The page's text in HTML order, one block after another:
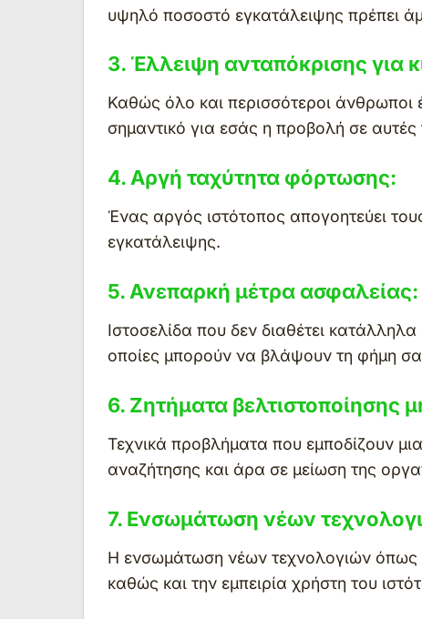
υψηλό ποσοστό εγκατάλειψης πρέπει
3. Έλλειψη ανταπόκρισης για
Καθώς όλο και περισσότεροι άνθρωποι
σημαντικό για εσάς η προβολή σε αυτές
4. Αργή ταχύτητα φόρτωσης:
Ένας αργός ιστότοπος απογοητεύει
εγκατάλειψης.
5. Ανεπαρκή μέτρα ασφαλείας:
Ιστοσελίδα που δεν διαθέτει
οποίες μπορούν να βλάψουν τη φήμη
6. Ζητήματα βελτιστοποίησης
Τεχνικά προβλήματα που εμποδίζουν
αναζήτησης και άρα σε μείωση της
7. Ενσωμάτωση νέων
Η ενσωμάτωση νέων τεχνολογιών όπως
καθώς και την εμπειρία χρήστη του